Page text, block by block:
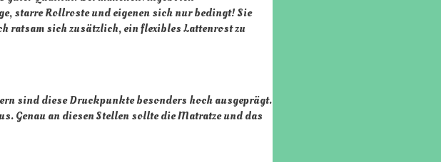
starre Rollroste und eigenen sich nur bedingt! Sie
ratsam sich zusätzlich, ein flexibles Lattenrost zu
sind diese Druckpunkte besonders hoch ausgeprägt.
Genau an diesen Stellen sollte die Matratze und das